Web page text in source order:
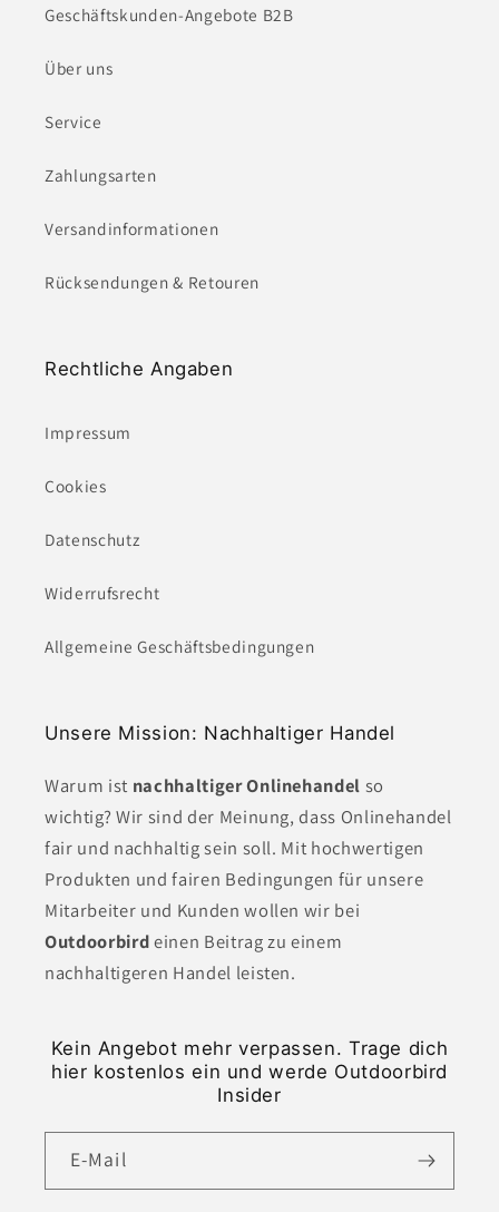
Geschäftskunden-Angebote B2B
Über uns
Service
Zahlungsarten
Versandinformationen
Rücksendungen & Retouren
Rechtliche Angaben
Impressum
Cookies
Datenschutz
Widerrufsrecht
Allgemeine Geschäftsbedingungen
Unsere Mission: Nachhaltiger Handel
Warum ist nachhaltiger Onlinehandel so
wichtig? Wir sind der Meinung, dass Onlinehandel
fair und nachhaltig sein soll. Mit hochwertigen
Produkten und fairen Bedingungen für unsere
Mitarbeiter und Kunden wollen wir bei
Outdoorbirdeinen Beitrag zu einem
nachhaltigeren Handel leisten.
Kein Angebot mehr verpassen. Trage dich
hier kostenlos ein und werde Outdoorbird
Insider
E-Mail